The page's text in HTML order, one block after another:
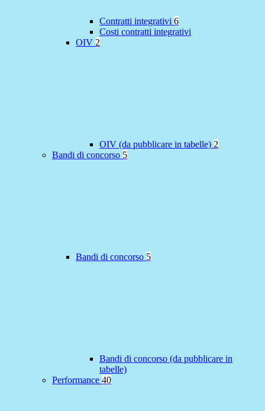
Contratti integrativi 6
Costi contratti integrativi
OIV 2
OIV (da pubblicare in tabelle) 2
Bandi di concorso 5
Bandi di concorso 5
Bandi di concorso (da pubblicare in
tabelle)
Performance 40